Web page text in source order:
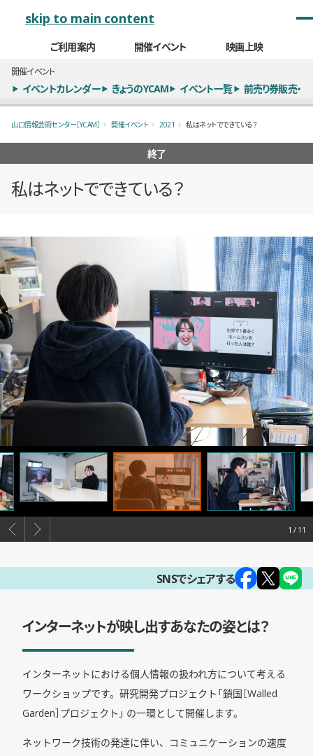
skip to main content
ご利用案内 開催イベント 映画上映
開催イベント
イベントカレンダー きょうのYCAM イベント一覧 前売り券販売・
山口情報芸術センター［YCAM］ 開催イベント 2021 私はネットでできている？
終了
私はネットでできている？
概要
全11枚のうち、1枚目のスライド
1
SNSでシェアする
インターネットが映し出すあなたの姿とは？
インターネットにおける個人情報の扱われ方について考える
ワークショップです。研究開発プロジェクト「鎖国［Walled
Garden］プロジェクト」 の一環として開催します。
ネットワーク技術の発達に伴い、コミュニケーションの速度